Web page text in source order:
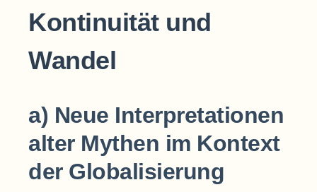
Kontinuität und
Wandel
a) Neue Interpretationen
alter Mythen im Kontext
der Globalisierung